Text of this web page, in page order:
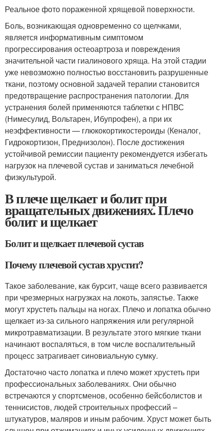
Реальное фото пораженной хрящевой поверхности.
Боль, возникающая одновременно со щелчками,
является информативным симптомом
прогрессирования остеоартроза и повреждения
значительной части гиалинового хряща. На этой стадии
уже невозможно полностью восстановить разрушенные
ткани, поэтому основной задачей терапии становится
предотвращение распространения патологии. Для
устранения болей применяются таблетки с НПВС
(Нимесулид, Вольтарен, Ибупрофен), а при их
неэффективности — глюкокортикостероиды (Кеналог,
Гидрокортизон, Преднизолон). После достижения
устойчивой ремиссии пациенту рекомендуется избегать
нагрузок на плечевой сустав и заниматься лечебной
физкультурой.
В плече щелкает и болит при
вращательных движениях. Плечо
болит и щелкает
Болит и щелкает плечевой сустав
Почему плечевой сустав хрустит?
Такое заболевание, как бурсит, чаще всего развивается
при чрезмерных нагрузках на локоть, запястье. Также
могут хрустеть пальцы на ногах. Плечо и лопатка обычно
щелкает из-за сильного напряжения или регулярной
микротравматизации. В результате этого мягкие ткани
начинают воспаляться, в том числе воспалительный
процесс затрагивает синовиальную сумку.
Достаточно часто лопатка и плечо может хрустеть при
профессиональных заболеваниях. Они обычно
встречаются у спортсменов, особенно бейсболистов и
теннисистов, людей строительных профессий –
штукатуров, маляров и иным рабочим. Хруст может быть